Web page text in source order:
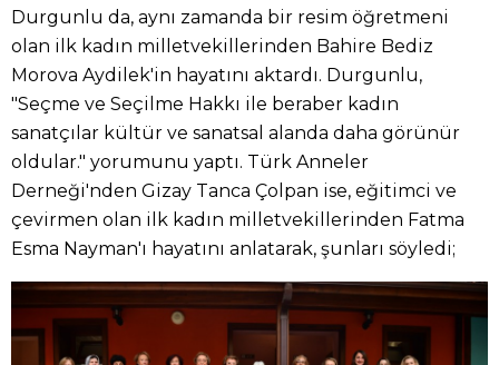
Durgunlu da, aynı zamanda bir resim öğretmeni
olan ilk kadın milletvekillerinden Bahire Bediz
Morova Aydilek'in hayatını aktardı. Durgunlu,
"Seçme ve Seçilme Hakkı ile beraber kadın
sanatçılar kültür ve sanatsal alanda daha görünür
oldular." yorumunu yaptı. Türk Anneler
Derneği'nden Gizay Tanca Çolpan ise, eğitimci ve
çevirmen olan ilk kadın milletvekillerinden Fatma
Esma Nayman'ı hayatını anlatarak, şunları söyledi;